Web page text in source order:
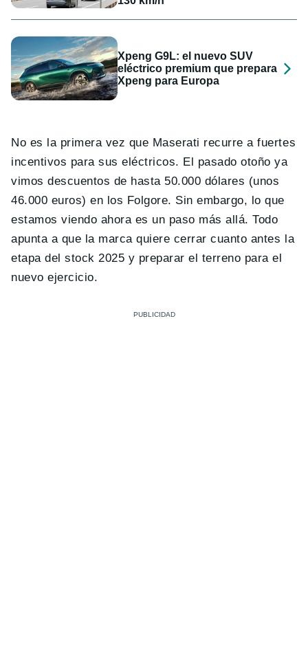
Xpeng G9L: el nuevo SUV
eléctrico premium que prepara
Xpeng para Europa
No es la primera vez que Maserati recurre a fuertes
incentivos para sus eléctricos. El pasado otoño ya
vimos descuentos de hasta 50.000 dólares (unos
46.000 euros) en los Folgore. Sin embargo, lo que
estamos viendo ahora es un paso más allá. Todo
apunta a que la marca quiere cerrar cuanto antes la
etapa del stock 2025 y preparar el terreno para el
nuevo ejercicio.